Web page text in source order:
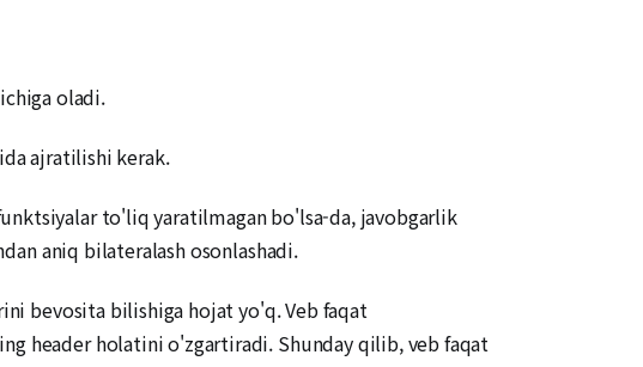
oladi.
ajratilishi kerak.
to'liq yaratilmagan bo'lsa-da, javobgarlik
aniq bilateralash osonlashadi.
bevosita bilishiga hojat yo'q. Veb faqat
header holatini o'zgartiradi. Shunday qilib, veb faqat